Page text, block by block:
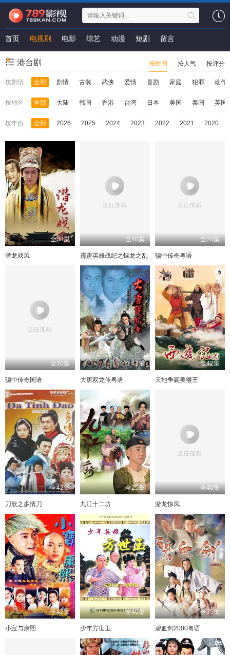
首页 电视剧 电影 综艺 动漫 短剧 留言
港台剧 按时间 按人气 按评分
按剧情 全部 剧情 古装 武侠 爱情 喜剧 家庭 犯罪 动作
按地区 全部 大陆 韩国 香港 台湾 日本 美国 泰国 英国
按年份 全部 2026 2025 2024 2023 2022 2021 2020
全38集
潜龙戏凤
全10集
霹雳英雄战纪之蝶龙之乱
全20集
骗中传奇粤语
全20集
骗中传奇国语
全42集
大唐双龙传粤语
全42集
天地争霸美猴王
全42集
刀歌之多情刀
全25集
九江十二坊
全40集
游龙惊凤
全42集
小宝与康熙
全40集
少年方世玉
全35集
碧血剑2000粤语